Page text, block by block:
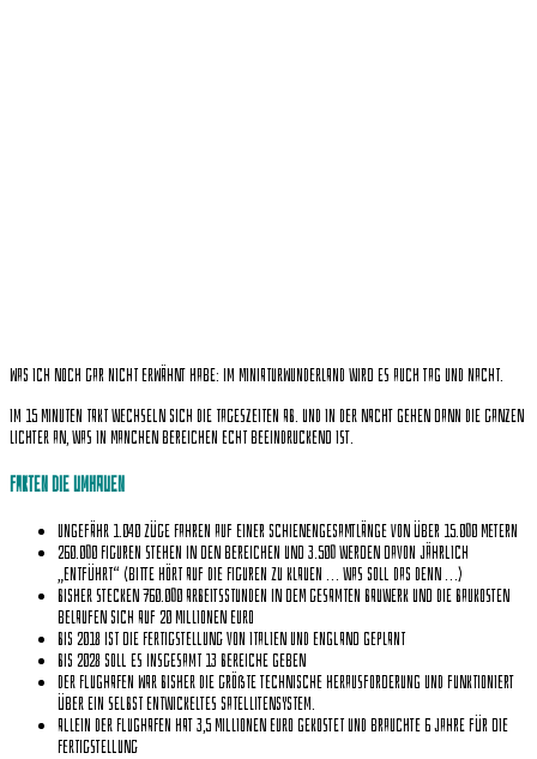
Was ich noch gar nicht erwähnt habe: Im Miniaturwunderland wird es auch Tag und Nacht.
Im 15 Minuten Takt wechseln sich die Tageszeiten ab. Und in der Nacht gehen dann die ganzen
Lichter an, was in manchen Bereichen echt beeindruckend ist.
Fakten die umhauen
Ungefähr 1.040 Züge fahren auf einer Schienengesamtlänge von über 15.000 Metern
260.000 Figuren stehen in den Bereichen und 3.500 werden davon jährlich
„entführt“ (bitte hört auf die Figuren zu klauen … was soll das denn …)
Bisher stecken 760.000 Arbeitsstunden in dem gesamten Bauwerk und die Baukosten
belaufen sich auf 20 Millionen Euro
Bis 2018 ist die Fertigstellung von Italien und England geplant
Bis 2028 soll es insgesamt 13 Bereiche geben
Der Flughafen war bisher die größte technische Herausforderung und funktioniert
über ein selbst entwickeltes Satellitensystem.
Allein der Flughafen hat 3,5 Millionen Euro gekostet und brauchte 6 Jahre für die
Fertigstellung